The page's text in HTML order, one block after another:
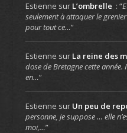
Estienne sur L’ombrelle : “
seulement à attaquer le
pour tout ce…”
Estienne sur La reine des
dose de Bretagne cette année.
en…”
Estienne sur Un peu de
personne, je suppose … elle
moi,…”